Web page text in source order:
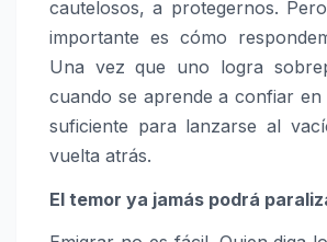
cautelosos, a protegernos.
importante es cómo
Una vez que uno logra
cuando se aprende a confiar
suficiente para lanzarse al
vuelta atrás.
El temor ya jamás podrá